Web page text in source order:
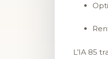
L’IA 85